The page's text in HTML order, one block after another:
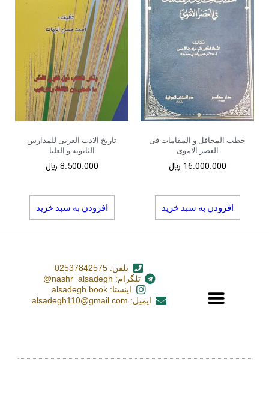
خطب المحافل و المقامات فی
العصر الاموی
16.000.000 ﷼
افزودن به سبد خرید
تاریخ الادب العربی للمدارس
الثانویه و العلیا
8.500.000 ﷼
افزودن به سبد خرید
تلفن: 02537842575
تلگرام: nashr_alsadegh@
اینستا: alsadegh.book
ایمیل: alsadegh110@gmail.com